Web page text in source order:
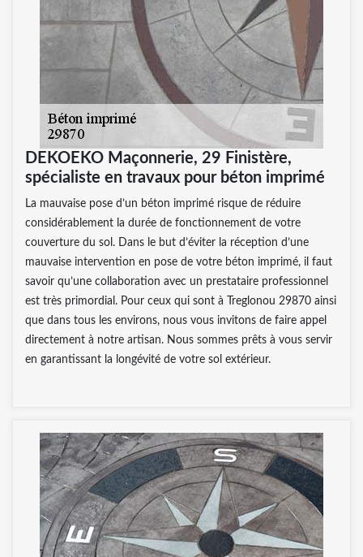
DEKOEKO Maçonnerie, 29 Finistère,
spécialiste en travaux pour béton imprimé
La mauvaise pose d’un béton imprimé risque de réduire
considérablement la durée de fonctionnement de votre
couverture du sol. Dans le but d’éviter la réception d’une
mauvaise intervention en pose de votre béton imprimé, il faut
savoir qu’une collaboration avec un prestataire professionnel
est très primordial. Pour ceux qui sont à Treglonou 29870 ainsi
que dans tous les environs, nous vous invitons de faire appel
directement à notre artisan. Nous sommes prêts à vous servir
en garantissant la longévité de votre sol extérieur.